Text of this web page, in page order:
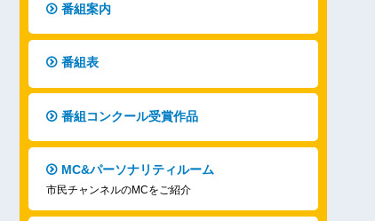
番組案内
番組表
番組コンクール受賞作品
MC&パーソナリティルーム
市民チャンネルのMCをご紹介